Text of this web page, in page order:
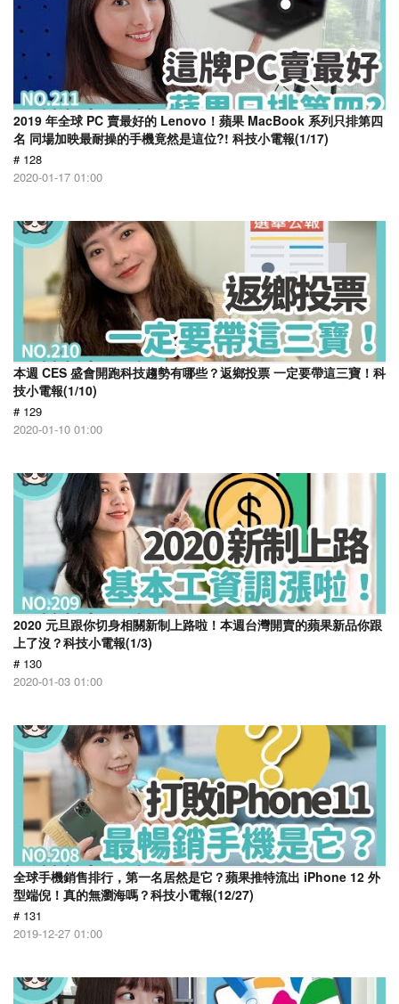
2019 年全球 PC 賣最好的 Lenovo！蘋果 MacBook 系列只排第四
名 同場加映最耐操的手機竟然是這位?! 科技小電報(1/17)
# 128
2020-01-17 01:00
本週 CES 盛會開跑科技趨勢有哪些？返鄉投票 一定要帶這三寶！科
技小電報(1/10)
# 129
2020-01-10 01:00
2020 元旦跟你切身相關新制上路啦！本週台灣開賣的蘋果新品你跟
上了沒？科技小電報(1/3)
# 130
2020-01-03 01:00
全球手機銷售排行，第一名居然是它？蘋果推特流出 iPhone 12 外
型端倪！真的無瀏海嗎？科技小電報(12/27)
# 131
2019-12-27 01:00